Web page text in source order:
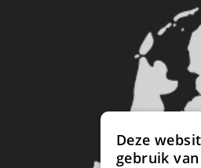
Deze
gebruik